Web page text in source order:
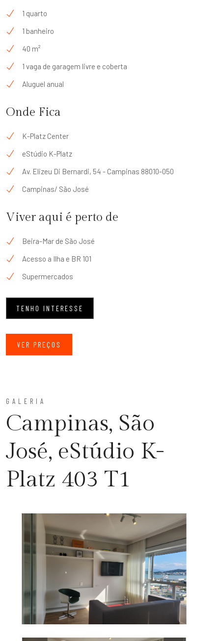
1 quarto
1 banheiro
40 m²
1 vaga de garagem livre e coberta
Aluguel anual
Onde Fica
K-Platz Center
eStúdio K-Platz
Av. Elizeu Di Bernardi, 54 - Campinas 88010-050
Campinas/ São José
Viver aqui é perto de
Beira-Mar de São José
Acesso a Ilha e BR 101
Supermercados
TENHO INTERESSE
VER PREÇOS
GALERIA
Campinas, São
José, eStúdio K-
Platz 403 T1